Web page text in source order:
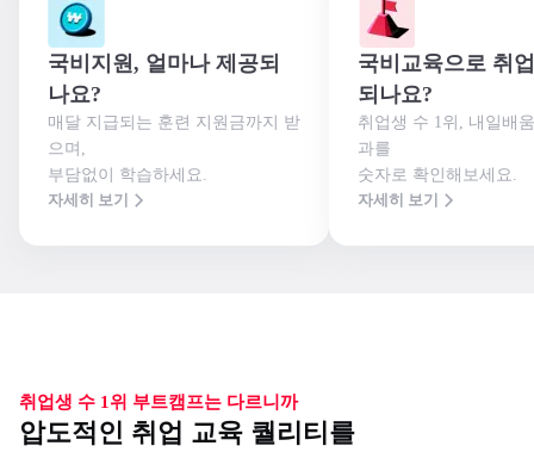
국비지원, 얼마나 제공되
나요?
매달 지급되는 훈련 지원금까지 받
으며,
부담없이 학습하세요.
자세히 보기
국비교육으로 취
되나요?
취업생 수 1위, 내일배
과를
숫자로 확인해보세요.
자세히 보기
취업생 수 1위 부트캠프는 다르니까
압도적인 취업 교육 퀄리티를